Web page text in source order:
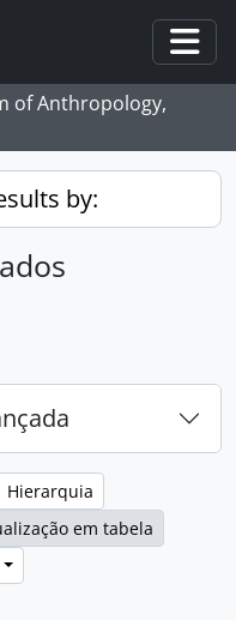
of Anthropology,
by:
Hierarquia
em tabela